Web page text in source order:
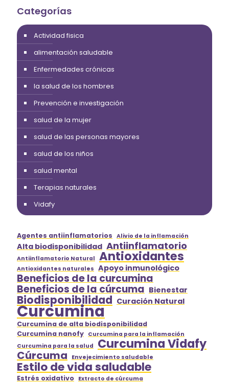
Categorías
Actividad fisica
alimentación saludable
Enfermedades crónicas
la salud de los hombres
Prevención e investigación
salud de la mujer
salud de las personas mayores
salud de los niños
salud mental
Terapias naturales
Vidafy
Agentes antiinflamatorios Alivio de la inflamación
Alta biodisponibilidad Antiinflamatorio
Antiinflamatorio Natural Antioxidantes
Antioxidantes naturales Apoyo inmunológico
Beneficios de la curcumina
Beneficios de la cúrcuma Bienestar
Biodisponibilidad Curación Natural
Curcumina
Curcumina de alta biodisponibilidad
Curcumina nanofy Curcumina para la inflamación
Curcumina para la salud
Curcumina Vidafy
Cúrcuma Envejecimiento saludable
Estilo de vida saludable
Estrés oxidativo Extracto de cúrcuma